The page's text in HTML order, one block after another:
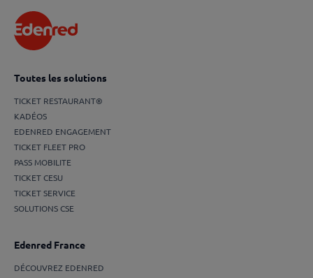
Toutes les solutions
TICKET RESTAURANT®
KADÉOS
EDENRED ENGAGEMENT
TICKET FLEET PRO
PASS MOBILITE
TICKET CESU
TICKET SERVICE
SOLUTIONS CSE
Edenred France
DÉCOUVREZ EDENRED